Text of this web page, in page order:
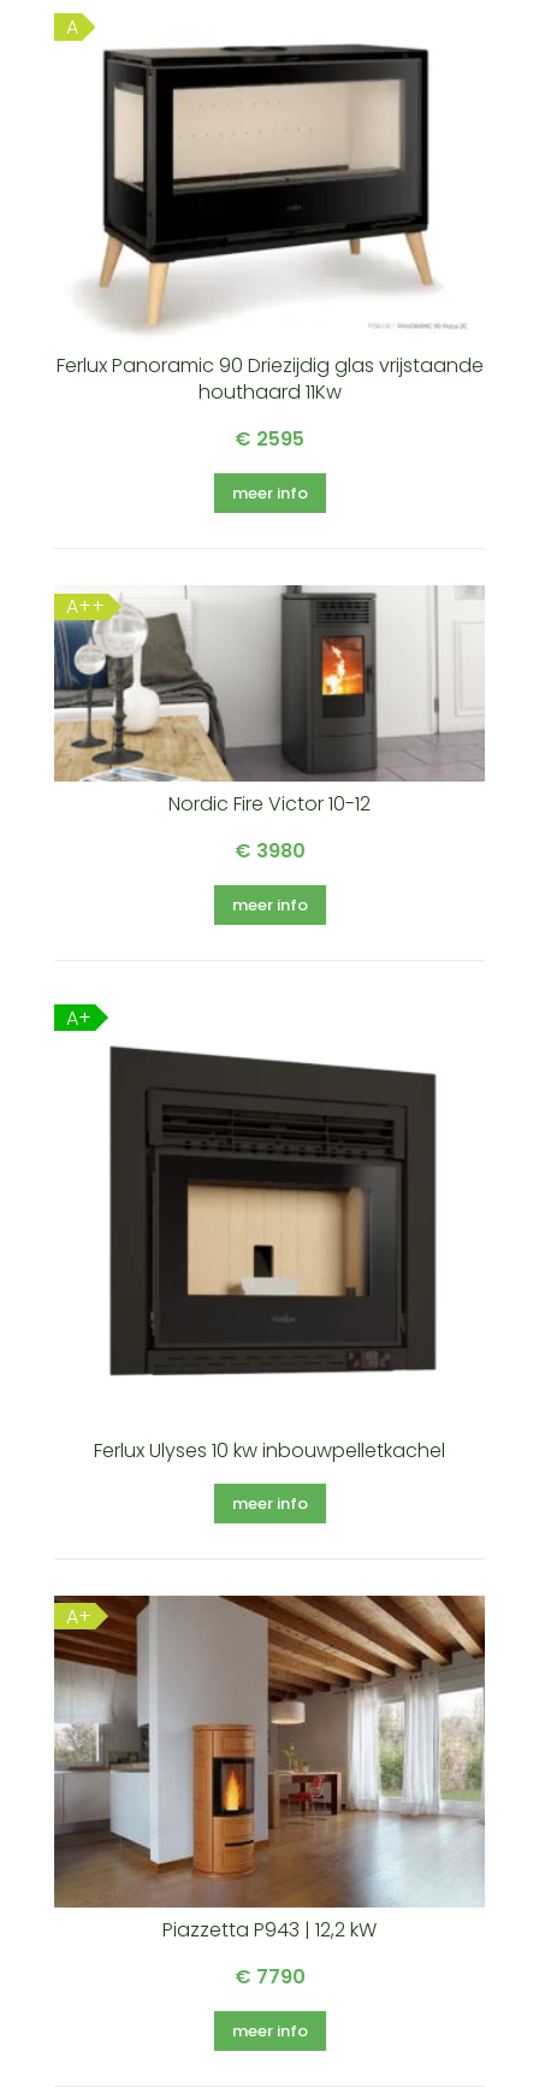
A
Ferlux Panoramic 90 Driezijdig glas vrijstaande
houthaard 11Kw
€ 2595
meer info
A++
Nordic Fire Victor 10-12
€ 3980
meer info
A+
Ferlux Ulyses 10 kw inbouwpelletkachel
meer info
A+
Piazzetta P943 | 12,2 kW
€ 7790
meer info